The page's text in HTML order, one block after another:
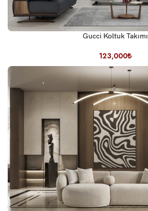
Gucci Koltuk Takımı
123,000₺